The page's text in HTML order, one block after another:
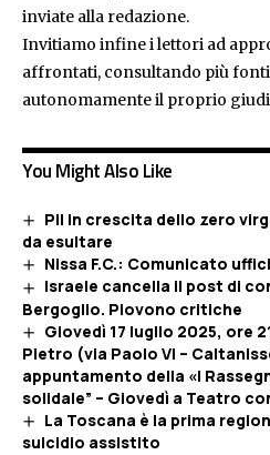
inviate alla redazione.
Invitiamo infine i lettori ad
affrontati, consultando più
autonomamente il proprio
You Might Also Like
Pil in crescita dello zero
da esultare
Nissa F.C.: Comunicato
Israele cancella il post di
Bergoglio. Piovono critiche
Giovedì 17 luglio 2025, ore
Pietro (via Paolo VI –
appuntamento della «I
solidale” – Giovedì a Teatro
La Toscana è la prima
suicidio assistito